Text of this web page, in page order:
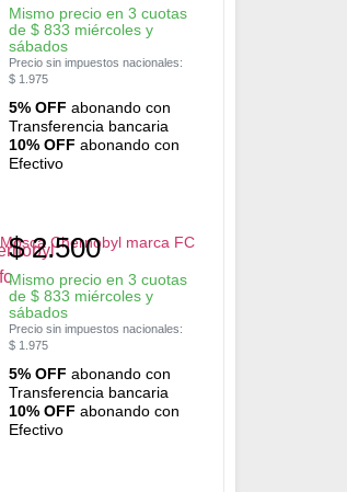
Mismo precio en 3 cuotas
de $833 miércoles y
sábados
Precio sin impuestos nacionales:
$1.975
5% OFF abonando con
Transferencia bancaria
10% OFF abonando con
Efectivo
Mosca Chernobyl marca FC
$2.500
Mismo precio en 3 cuotas
de $833 miércoles y
sábados
Precio sin impuestos nacionales:
$1.975
5% OFF abonando con
Transferencia bancaria
10% OFF abonando con
Efectivo